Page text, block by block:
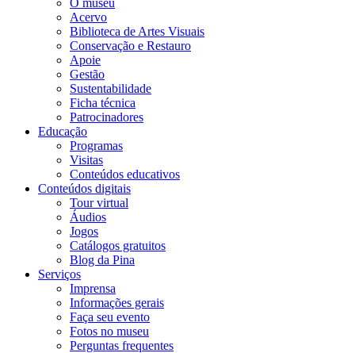
Acervo
Biblioteca de Artes Visuais
Conservação e Restauro
Apoie
Gestão
Sustentabilidade
Ficha técnica
Patrocinadores
Educação
Programas
Visitas
Conteúdos educativos​
Conteúdos digitais
Tour virtual
Áudios
Jogos
Catálogos gratuitos
Blog da Pina
Serviços
Imprensa
Informações gerais
Faça seu evento
Fotos no museu
Perguntas frequentes